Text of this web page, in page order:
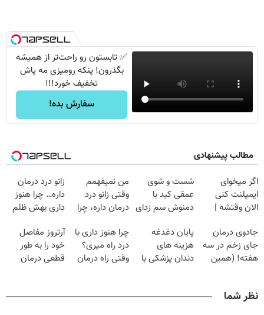
✅ تابستون رو راحت‌تر از همیشه
بگذرون! پنکه رومیزی مه پاش
تخفیف خورد!!!
سفارش بده!
مطالب پیشنهادی
اگر میخوای
ایمپلنت کنی
الان وقتشه |
میلیون تومان!!!
شست و شوی
عمقی کبد با
دمنوش سم زدای
من نمیفهمم
وقتی زانو درد
درمان داره، چرا
تحمل میکنی؟❗
زانو درد درمان
داره… چرا هنوز
داری بهش ظلم
جادوی درمان
جای زخم در سه
هفته! (همین
پایان دغدغه
هزینه های
دندان پزشکی با
چرا هنوز داری با
درد راه میری؟
وقتی راه درمان
آرتروز مفاصل
خود را به طور
قطعی درمان
نظر شما